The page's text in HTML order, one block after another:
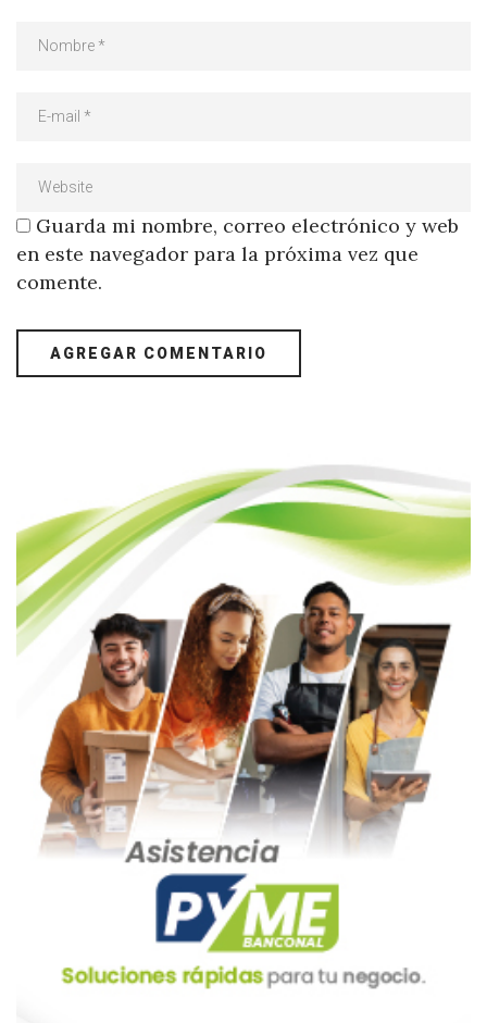
Guarda mi nombre, correo electrónico y web
en este navegador para la próxima vez que
comente.